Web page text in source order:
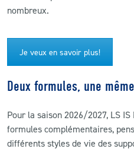
nombreux.
Je veux en savoir plus!
Deux formules, une
Pour la saison 2026/2027, LS
formules complémentaires,
différents styles de vie des